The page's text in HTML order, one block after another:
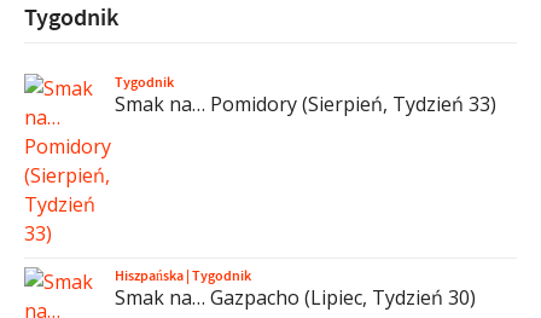
Tygodnik
Tygodnik
Smak na… Pomidory (Sierpień, Tydzień 33)
Hiszpańska|Tygodnik
Smak na… Gazpacho (Lipiec, Tydzień 30)